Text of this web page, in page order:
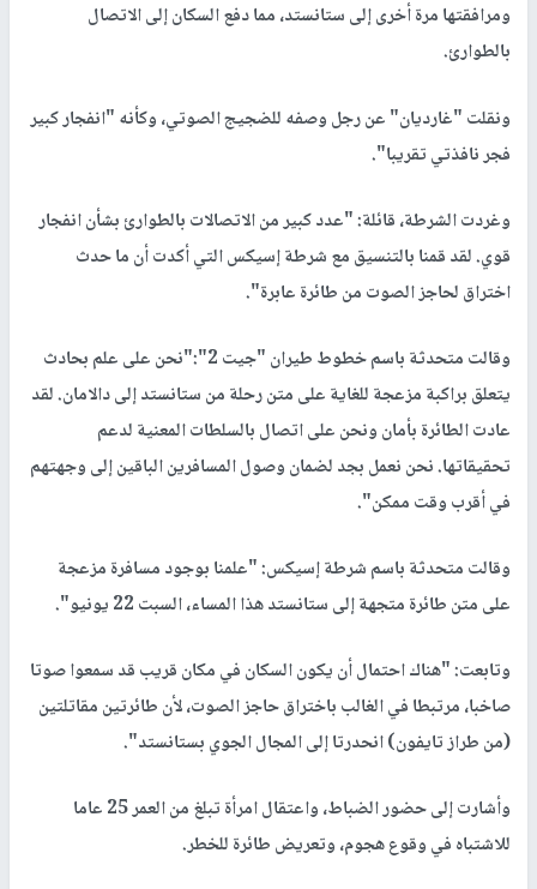
ومرافقتها مرة أخرى إلى ستانستد، مما دفع السكان إلى الاتصال
بالطوارئ.
ونقلت "غارديان" عن رجل وصفه للضجيج الصوتي، وكأنه "انفجار كبير
فجر نافذتي تقريبا".
وغردت الشرطة، قائلة: "عدد كبير من الاتصالات بالطوارئ بشأن انفجار
قوي. لقد قمنا بالتنسيق مع شرطة إسيكس التي أكدت أن ما حدث
اختراق لحاجز الصوت من طائرة عابرة".
وقالت متحدثة باسم خطوط طيران "جيت 2":"نحن على علم بحادث
يتعلق براكبة مزعجة للغاية على متن رحلة من ستانستد إلى دالامان. لقد
عادت الطائرة بأمان ونحن على اتصال بالسلطات المعنية لدعم
تحقيقاتها. نحن نعمل بجد لضمان وصول المسافرين الباقين إلى وجهتهم
في أقرب وقت ممكن".
وقالت متحدثة باسم شرطة إسيكس: "علمنا بوجود مسافرة مزعجة
على متن طائرة متجهة إلى ستانستد هذا المساء، السبت 22 يونيو".
وتابعت: "هناك احتمال أن يكون السكان في مكان قريب قد سمعوا صوتا
صاخبا، مرتبطا في الغالب باختراق حاجز الصوت، لأن طائرتين مقاتلتين
(من طراز تايفون) انحدرتا إلى المجال الجوي بستانستد".
وأشارت إلى حضور الضباط، واعتقال امرأة تبلغ من العمر 25 عاما
للاشتباه في وقوع هجوم، وتعريض طائرة للخطر.